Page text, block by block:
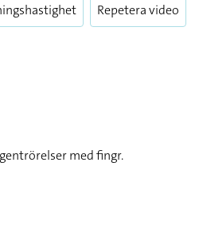
Repetera video
med fingr.